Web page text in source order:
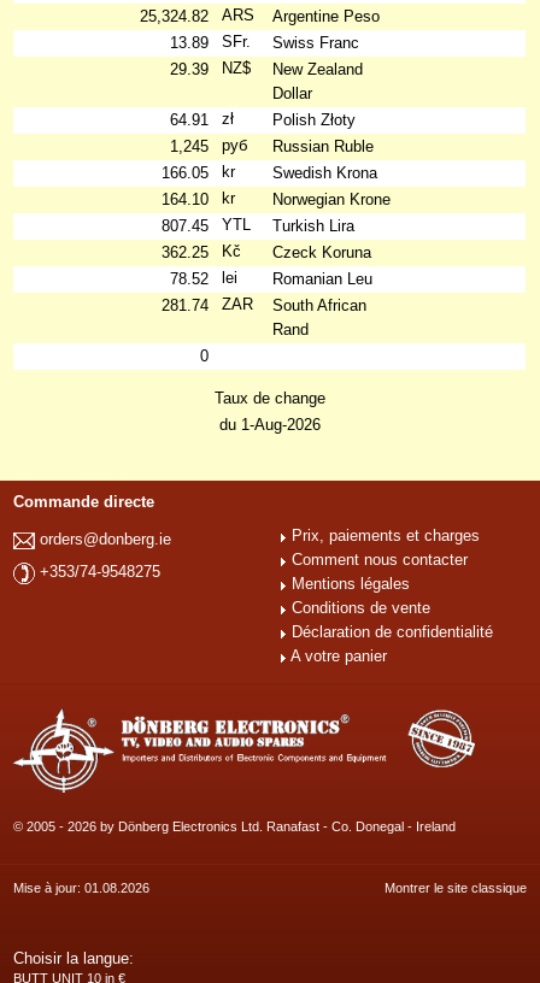
25,324.82
ARS
Argentine Peso
13.89
SFr.
Swiss Franc
29.39
NZ$
New Zealand
Dollar
64.91
zł
Polish Złoty
1,245
руб
Russian Ruble
166.05
kr
Swedish Krona
164.10
kr
Norwegian Krone
807.45
YTL
Turkish Lira
362.25
Kč
Czeck Koruna
78.52
lei
Romanian Leu
281.74
ZAR
South African
Rand
0
Taux de change
du 1-Aug-2026
Commande directe
orders@donberg.ie
+353/74-9548275
Prix, paiements et charges
Comment nous contacter
Mentions légales
Conditions de vente
Déclaration de confidentialité
A votre panier
© 2005 - 2026 by Dönberg Electronics Ltd. Ranafast - Co. Donegal - Ireland
Mise à jour: 01.08.2026 Montrer le site classique
Choisir la langue:
BUTT UNIT 10 in €